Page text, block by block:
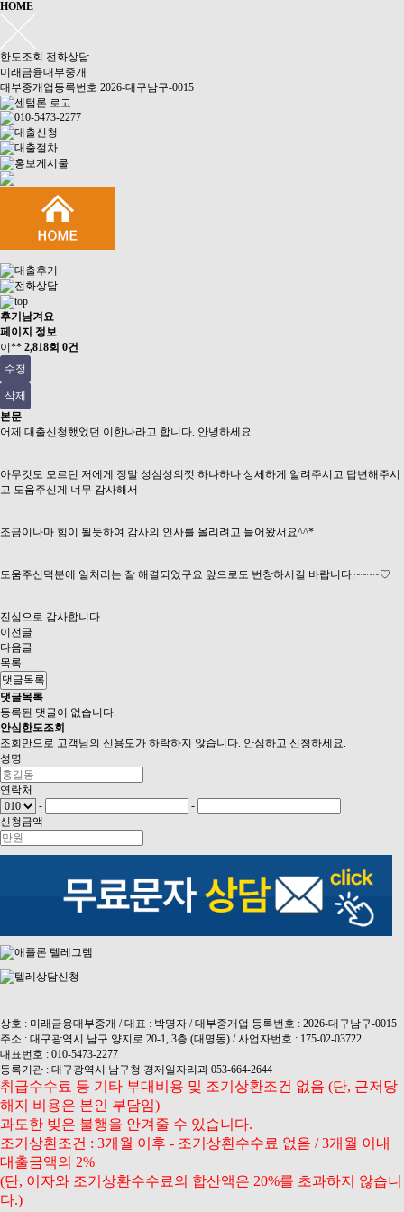
HOME
한도조회 전화상담
미래금융대부중개
대부중개업등록번호 2026-대구남구-0015
후기남겨요
페이지 정보
이** 2,818회 0건
수정
삭제
본문
어제 대출신청했었던 이한나라고 합니다. 안녕하세요
아무것도 모르던 저에게 정말 성심성의껏 하나하나 상세하게 알려주시고 답변해주시
고 도움주신게 너무 감사해서
조금이나마 힘이 될듯하여 감사의 인사를 올리려고 들어왔서요^^*
도움주신덕분에 일처리는 잘 해결되었구요 앞으로도 번창하시길 바랍니다.~~~~♡
진심으로 감사합니다.
이전글
다음글
목록
댓글목록
댓글목록
등록된 댓글이 없습니다.
안심한도조회
조회만으로 고객님의 신용도가 하락하지 않습니다. 안심하고 신청하세요.
성명
연락처
-
-
신청금액
상호 : 미래금융대부중개 / 대표 : 박명자 / 대부중개업 등록번호 : 2026-대구남구-0015
주소 : 대구광역시 남구 양지로 20-1, 3층 (대명동) / 사업자번호 : 175-02-03722
대표번호 : 010-5473-2277
등록기관 : 대구광역시 남구청 경제일자리과 053-664-2644
취급수수료 등 기타 부대비용 및 조기상환조건 없음 (단, 근저당
해지 비용은 본인 부담임)
과도한 빚은 불행을 안겨줄 수 있습니다.
조기상환조건 : 3개월 이후 - 조기상환수수료 없음 / 3개월 이내
대출금액의 2%
(단, 이자와 조기상환수수료의 합산액은 20%를 초과하지 않습니
다.)